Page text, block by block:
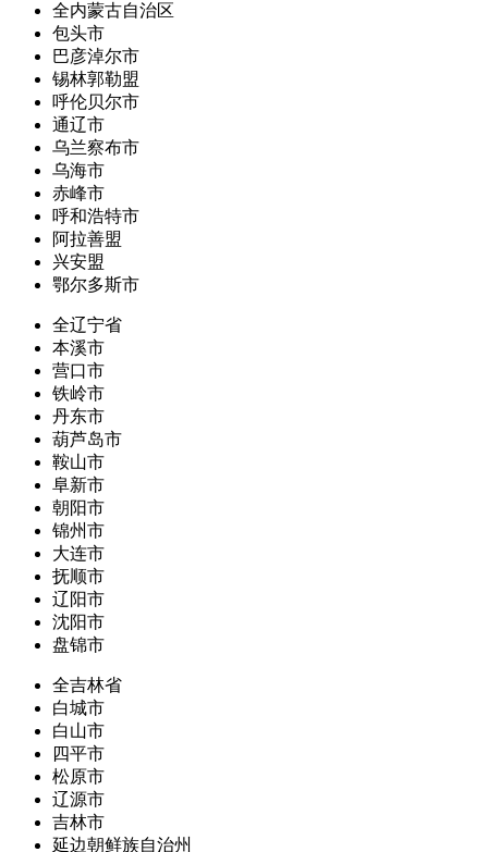
全内蒙古自治区
包头市
巴彦淖尔市
锡林郭勒盟
呼伦贝尔市
通辽市
乌兰察布市
乌海市
赤峰市
呼和浩特市
阿拉善盟
兴安盟
鄂尔多斯市
全辽宁省
本溪市
营口市
铁岭市
丹东市
葫芦岛市
鞍山市
阜新市
朝阳市
锦州市
大连市
抚顺市
辽阳市
沈阳市
盘锦市
全吉林省
白城市
白山市
四平市
松原市
辽源市
吉林市
延边朝鲜族自治州